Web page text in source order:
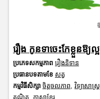
រឿង កូនទាចេះកែខ្លួនឱ្យល្អ
ប្រភេទសកម្មភាព រឿងនិទាន
ប្រធានបទតាមខែ សត្វ
កម្មវិធីសិក្សា ចិត្តចលភាព វិទ្យាសាស្រ្ត
គណិត ភាសាខ្មែរ